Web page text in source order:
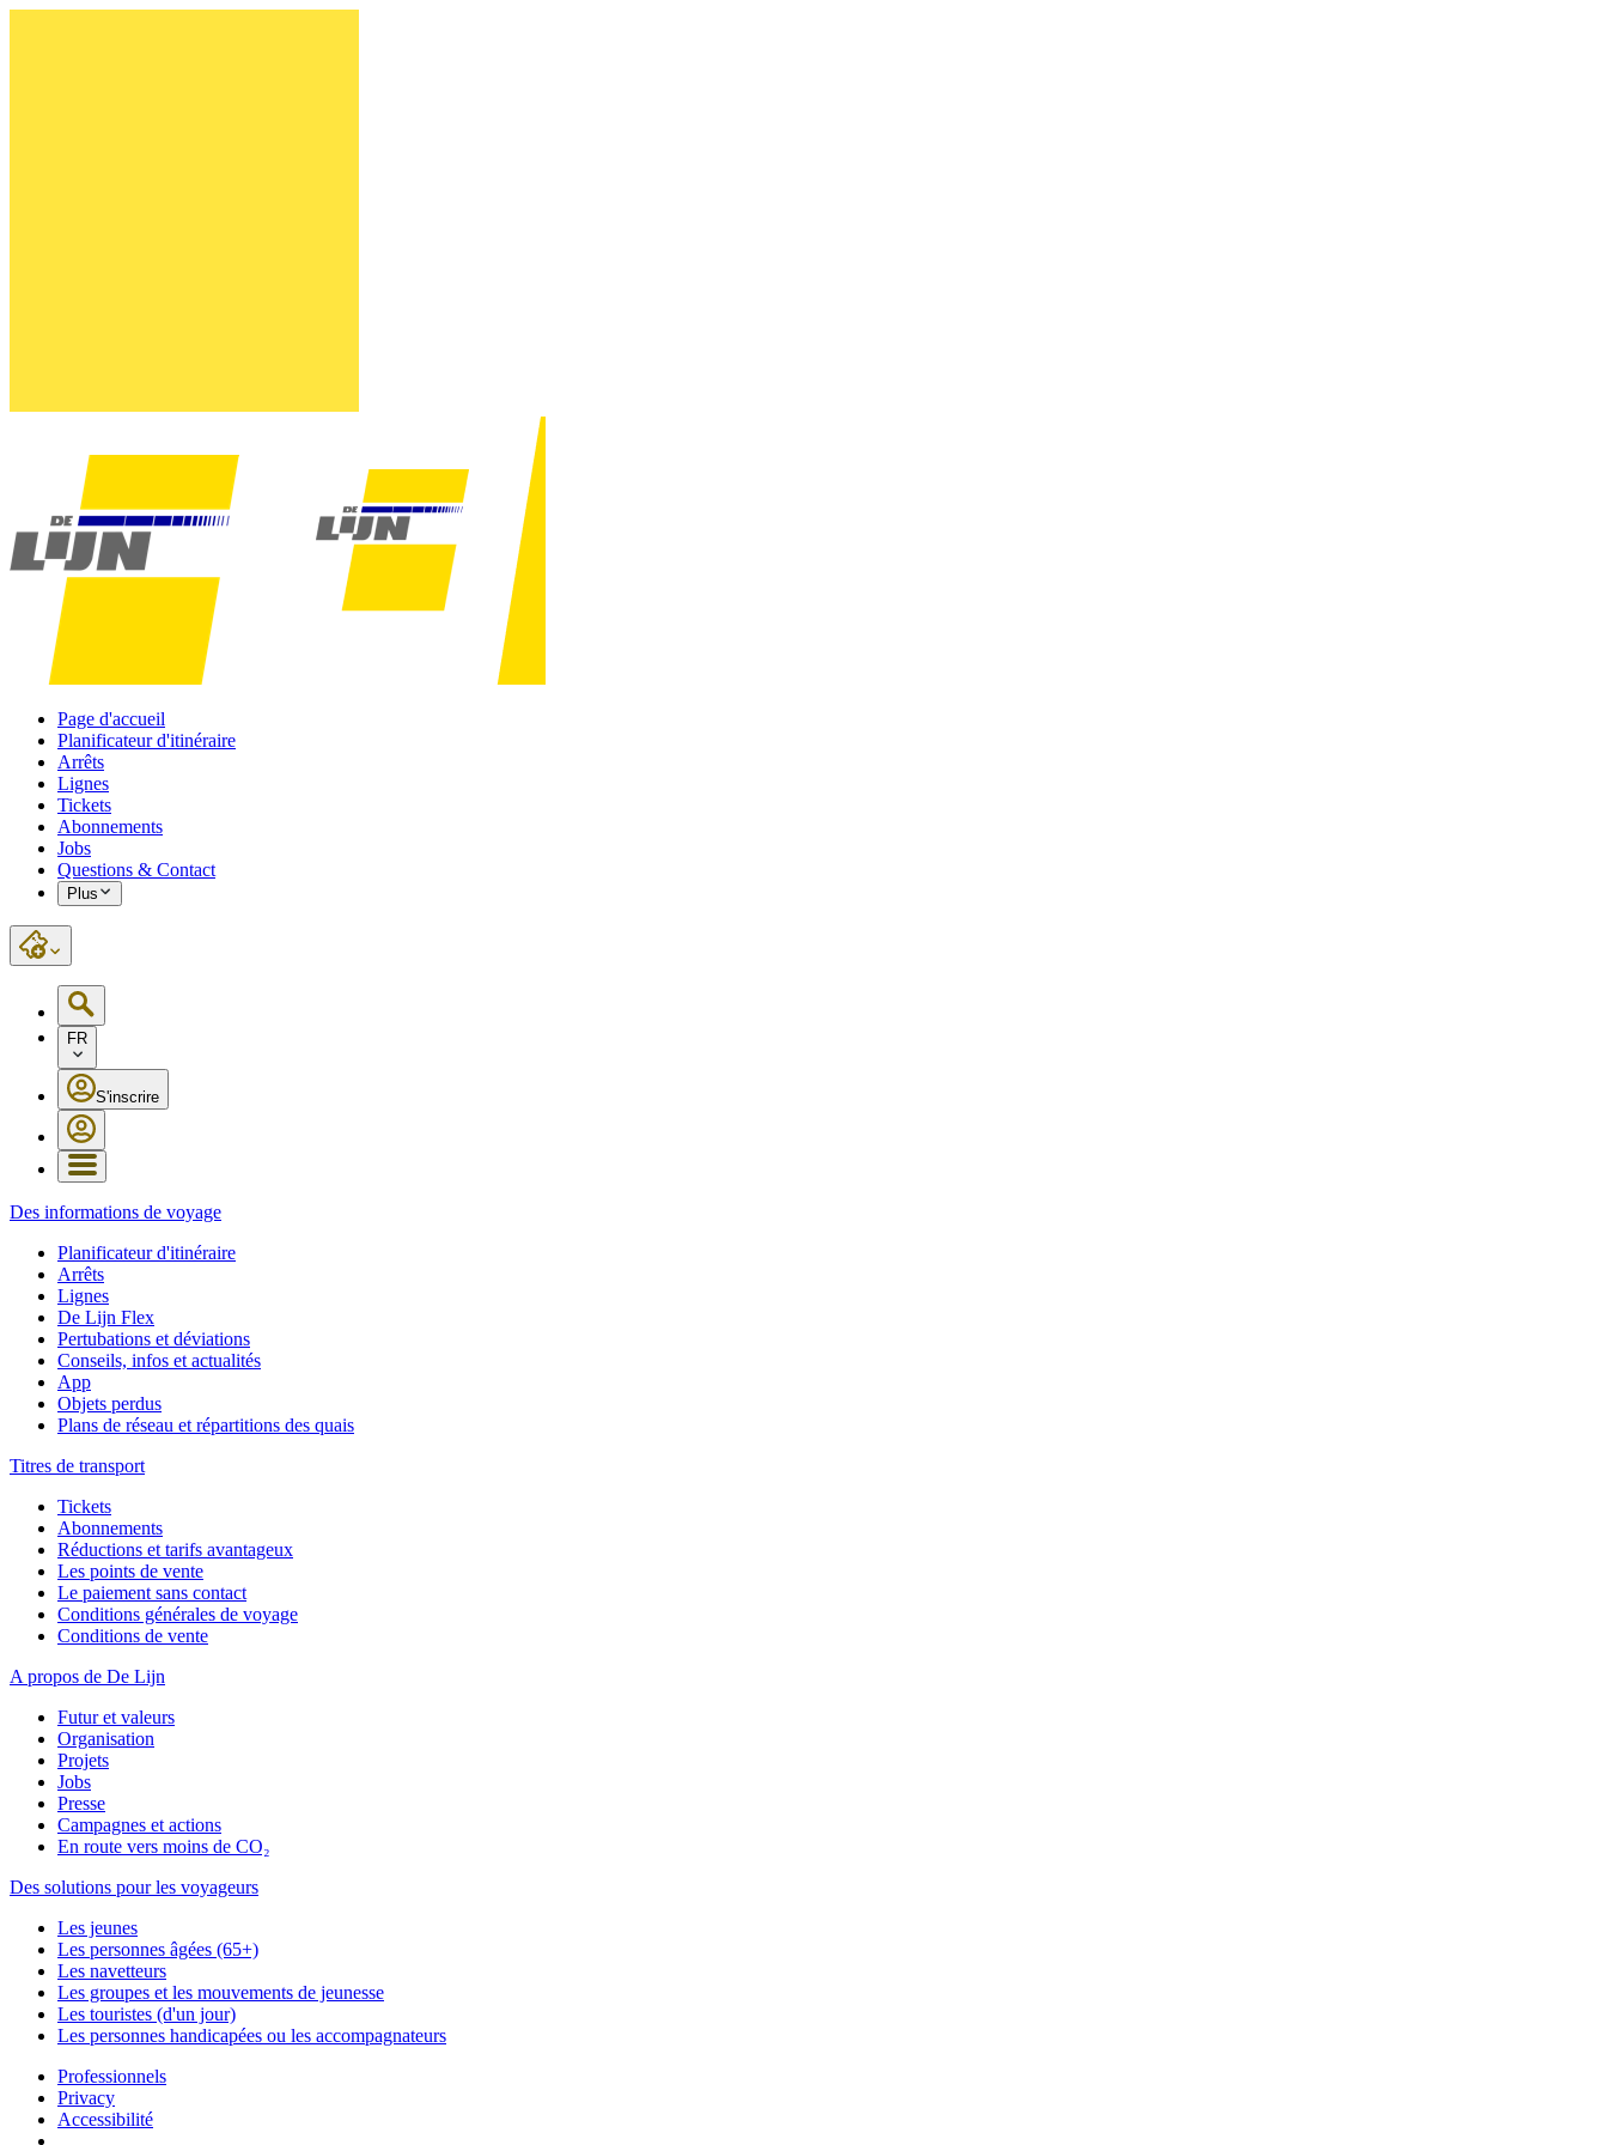
Page d'accueil
Planificateur d'itinéraire
Arrêts
Lignes
Tickets
Abonnements
Jobs
Questions & Contact
Plus
FR
S'inscrire
Des informations de voyage
Planificateur d'itinéraire
Arrêts
Lignes
De Lijn Flex
Pertubations et déviations
Conseils, infos et actualités
App
Objets perdus
Plans de réseau et répartitions des quais
Titres de transport
Tickets
Abonnements
Réductions et tarifs avantageux
Les points de vente
Le paiement sans contact
Conditions générales de voyage
Conditions de vente
A propos de De Lijn
Futur et valeurs
Organisation
Projets
Jobs
Presse
Campagnes et actions
En route vers moins de CO₂
Des solutions pour les voyageurs
Les jeunes
Les personnes âgées (65+)
Les navetteurs
Les groupes et les mouvements de jeunesse
Les touristes (d'un jour)
Les personnes handicapées ou les accompagnateurs
Professionnels
Privacy
Accessibilité